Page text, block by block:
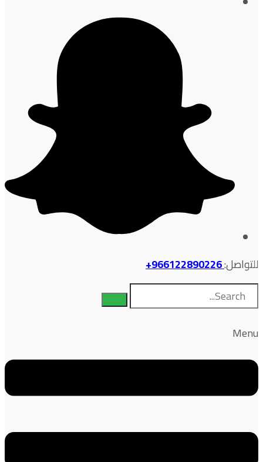
للتواصل:966122890226+
Menu